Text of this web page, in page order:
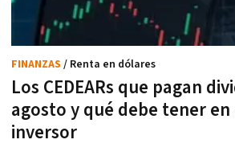
Los CEDEARs que pagan
agosto y qué debe tener
inversor
FINANZAS / Renta en dólares